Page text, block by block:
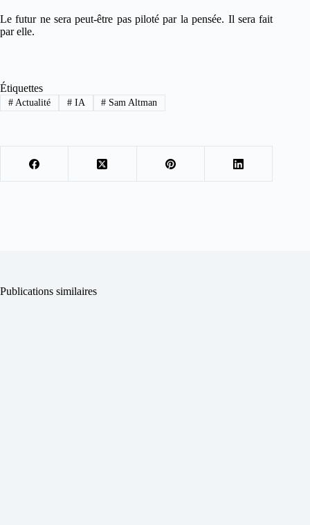
Le futur ne sera peut-être pas piloté par la pensée. Il sera fait
par elle.
Étiquettes
#Actualité #IA # Sam Altman
Publications similaires